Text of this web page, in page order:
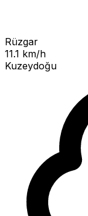
Rüzgar
11.1 km/h
Kuzeydoğu